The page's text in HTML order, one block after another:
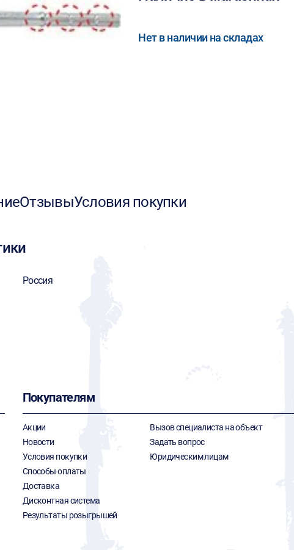
Нет в наличии на складах
ОтзывыУсловия покупки
Россия
Покупателям
Акции
Новости
Условия покупки
Способы оплаты
Доставка
Дисконтная система
Результаты розыгрышей
Вызов специалиста на объект
Задать вопрос
Юридическим лицам